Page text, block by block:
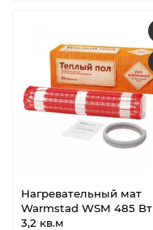
Нагревательный мат
Warmstad WSM 485 Вт
3,2 кв.м